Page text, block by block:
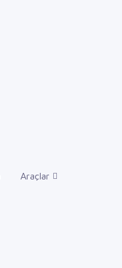
Araçlar